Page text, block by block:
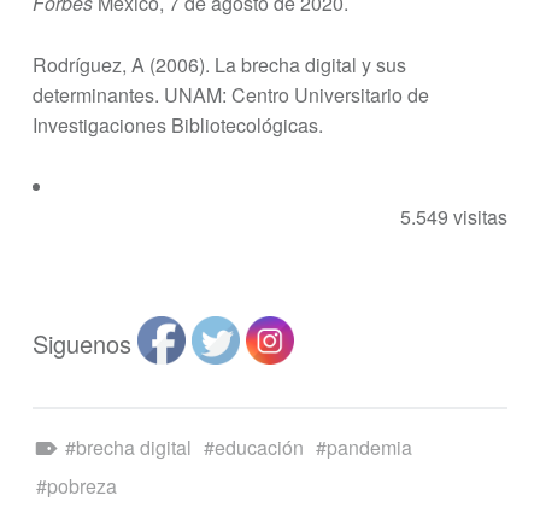
Rodríguez, A (2006). La brecha digital y sus
determinantes. UNAM: Centro Universitario de
Investigaciones Bibliotecológicas.
5.549 visitas
Siguenos
brecha digital educación
pandemia
pobreza